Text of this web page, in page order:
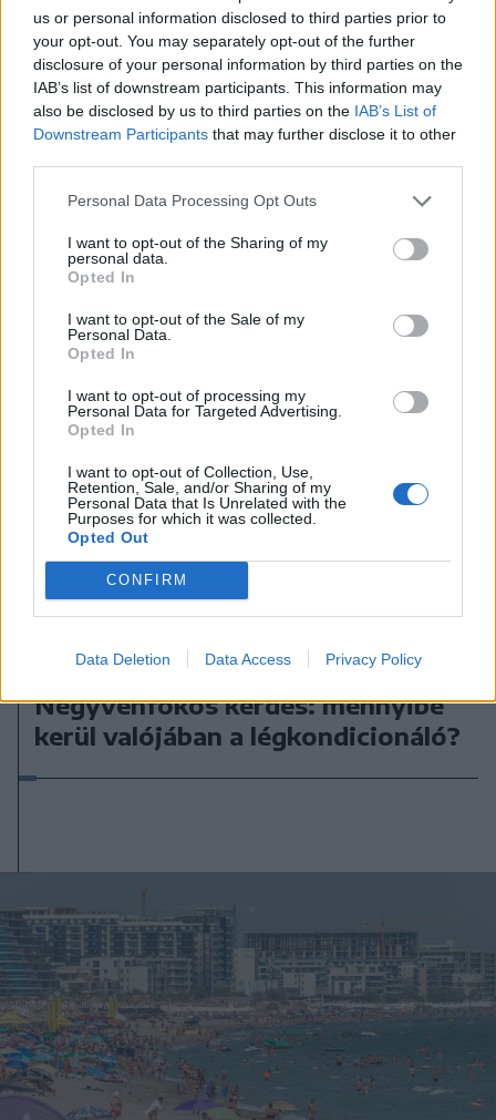
us or personal information disclosed to third parties prior to
your opt-out. You may separately opt-out of the further
disclosure of your personal information by third parties on the
IAB’s list of downstream participants. This information may
also be disclosed by us to third parties on the IAB’s List of
Downstream Participants that may further disclose it to other
Personal Data Processing Opt Outs
I want to opt-out of the Sharing of my
personal data.
Opted In
I want to opt-out of the Sale of my
Personal Data.
Opted In
I want to opt-out of processing my
Personal Data for Targeted Advertising.
Opted In
I want to opt-out of Collection, Use,
Retention, Sale, and/or Sharing of my
Personal Data that Is Unrelated with the
Purposes for which it was collected.
Opted Out
CONFIRM
Data Deletion Data Access Privacy Policy
Sándor Ella: Na, indíts, s
menjünk!
A rovat további cikkei
2026. augusztus 05., szerda
Negyvenfokos kérdés: mennyibe
kerül valójában a légkondicionáló?